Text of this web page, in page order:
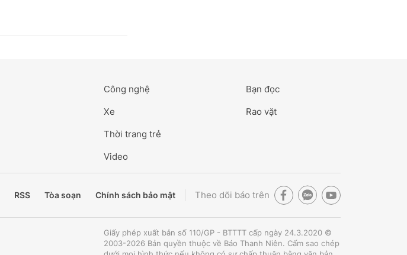
Công nghệ
Xe
Thời trang trẻ
Video
Bạn đọc
Rao vặt
RSS Tòa soạn Chính sách bảo mật Theo dõi báo trên
Giấy phép xuất bản số 110/GP - BTTTT cấp ngày 24.3.2020 ©
2003-2026 Bản quyền thuộc về Báo Thanh Niên. Cấm sao chép